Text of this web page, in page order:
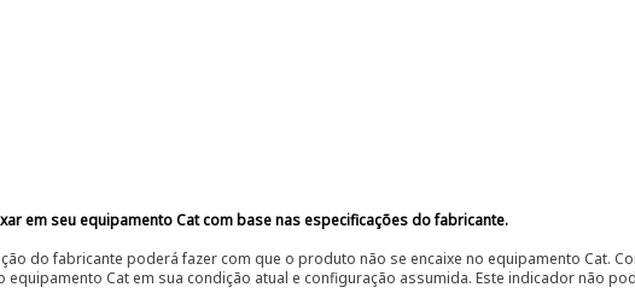
em seu equipamento Cat com base nas especificações do fabricante.
do fabricante poderá fazer com que o produto não se encaixe no equipamento Cat.
equipamento Cat em sua condição atual e configuração assumida. Este indicador não